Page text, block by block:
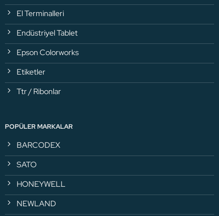
El Terminalleri
Endüstriyel Tablet
Epson Colorworks
Etiketler
Ttr / Ribonlar
POPÜLER MARKALAR
BARCODEX
SATO
HONEYWELL
NEWLAND